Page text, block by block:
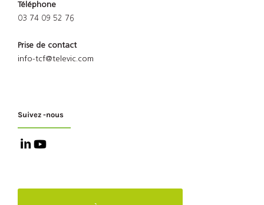
Téléphone
03 74 09 52 76
Prise de contact
info-tcf@televic.com
Suivez -nous